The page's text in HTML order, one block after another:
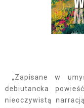
„Zapisane w
debiutancka
nieoczywistą